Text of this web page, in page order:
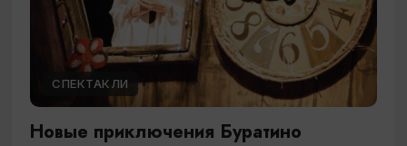
СПЕКТАКЛИ
Новые приключения Буратино